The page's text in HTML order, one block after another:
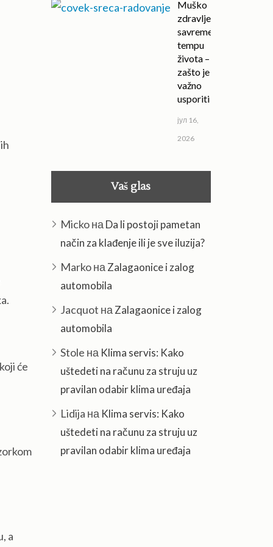
će
a
Muško
zdravlje u
savremenom
tempu
života –
zašto je
važno
usporiti
јул 16,
2026
Vaš glas
Mickoна Da li postoji pametan
način za klađenje ili je sve iluzija?
Markoна Zalagaonice i zalog
automobila
Jacquot на Zalagaonice i zalog
automobila
Stole на Klima servis: Kako
uštedeti na računu za struju uz
pravilan odabir klima uređaja
Lidija на Klima servis: Kako
uštedeti na računu za struju uz
pravilan odabir klima uređaja